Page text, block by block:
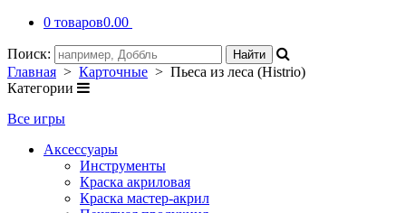
0 товаров0.00
Поиск:
Главная > Карточные > Пьеса из леса (Histrio)
Категории
Все игры
Аксессуары
Инструменты
Краска акриловая
Краска мастер-акрил